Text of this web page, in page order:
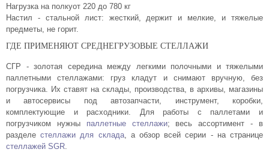
Нагрузка на полкуот 220 до 780 кг
Настил - стальной лист: жесткий, держит и мелкие, и тяжелые
предметы, не горит.
ГДЕ ПРИМЕНЯЮТ СРЕДНЕГРУЗОВЫЕ СТЕЛЛАЖИ
СГР - золотая середина между легкими полочными и тяжелыми
паллетными стеллажами: груз кладут и снимают вручную, без
погрузчика. Их ставят на склады, производства, в архивы, магазины
и автосервисы под автозапчасти, инструмент, коробки,
комплектующие и расходники. Для работы с паллетами и
погрузчиком нужны паллетные стеллажи; весь ассортимент - в
разделестеллажи для склада, а обзор всей серии - на странице
стеллажей SGR.